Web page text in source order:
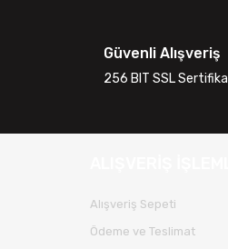
Güvenli Alışveriş
256 BIT SSL Sertifika
Alışveriş Sepeti
Ödeme ve Teslimat